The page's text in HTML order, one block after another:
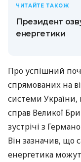
ЧИТАЙТЕ ТАКОЖ
Президент
енергетики
Про успішний
спрямованих на
системи України,
справ Великої
зустрічі з
Він зазначив, що
енергетика